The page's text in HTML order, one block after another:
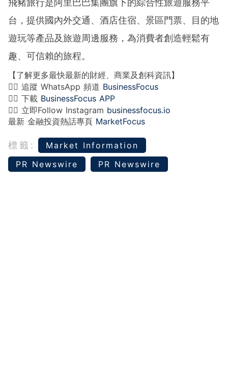
飛豬旅行是阿里巴巴集團旗下的綜合性旅遊服務平
台，提供國內外交通、酒店住宿、景區門票、目的地
遊玩等產品及旅遊周邊服務，為消費者創造輕鬆有
趣、可信賴的旅程。
【了解更多最快最新的財經、商業及創科資訊】
👉🏻 追蹤 WhatsApp 頻道 BusinessFocus
👉🏻 下載 BusinessFocus APP
👉🏻 立即Follow Instagram businessfocus.io
最新 金融投資熱話專頁 MarketFocus
標籤:
Market Information
PR Newswire
PR Newswire